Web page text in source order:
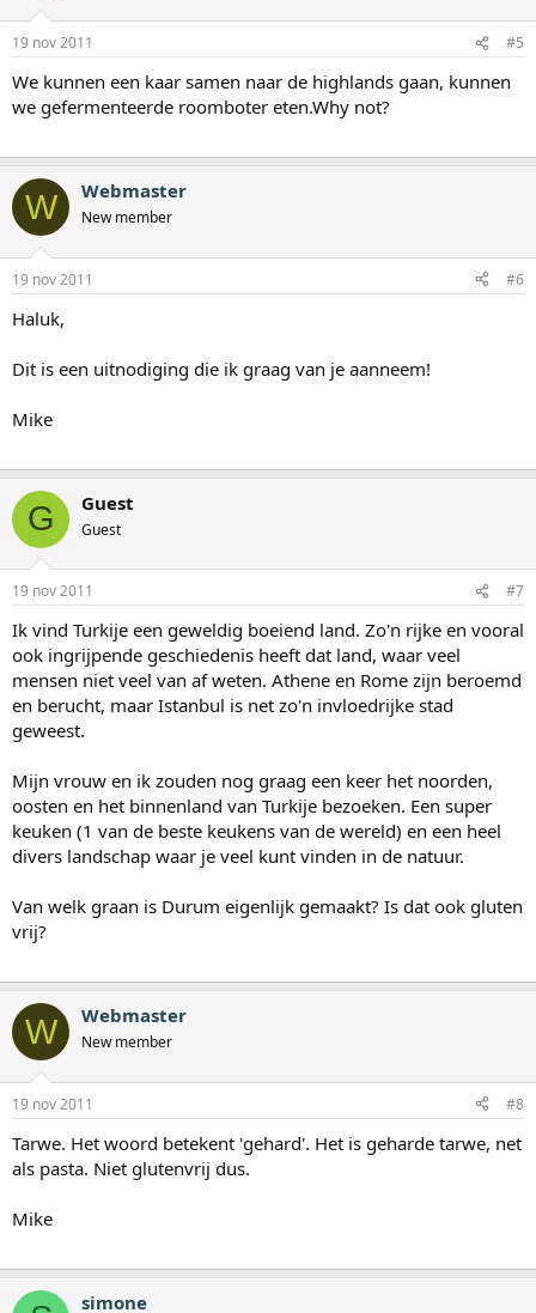
19 nov 2011 #5
We kunnen een kaar samen naar de highlands gaan, kunnen
we gefermenteerde roomboter eten.Why not?
W Webmaster
New member
19 nov 2011 #6
Haluk,
Dit is een uitnodiging die ik graag van je aanneem!
Mike
G Guest
Guest
19 nov 2011 #7
Ik vind Turkije een geweldig boeiend land. Zo'n rijke en vooral
ook ingrijpende geschiedenis heeft dat land, waar veel
mensen niet veel van af weten. Athene en Rome zijn beroemd
en berucht, maar Istanbul is net zo'n invloedrijke stad
geweest.
Mijn vrouw en ik zouden nog graag een keer het noorden,
oosten en het binnenland van Turkije bezoeken. Een super
keuken (1 van de beste keukens van de wereld) en een heel
divers landschap waar je veel kunt vinden in de natuur.
Van welk graan is Durum eigenlijk gemaakt? Is dat ook gluten
vrij?
W Webmaster
New member
19 nov 2011 #8
Tarwe. Het woord betekent 'gehard'. Het is geharde tarwe, net
als pasta. Niet glutenvrij dus.
Mike
simone